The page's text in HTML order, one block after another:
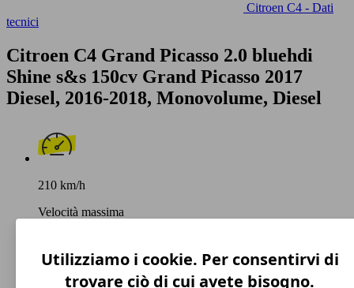
Citroen C4 - Dati
tecnici
Citroen C4 Grand Picasso 2.0 bluehdi
Shine s&s 150cv Grand Picasso 2017
Diesel, 2016-2018, Monovolume, Diesel
210 km/h
Velocità massima
Diesel
Utilizziamo i cookie. Per consentirvi di
trovare ciò di cui avete bisogno.